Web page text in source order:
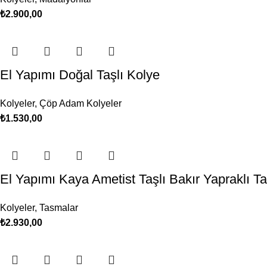
₺2.900,00
El Yapımı Doğal Taşlı Kolye
Kolyeler, Çöp Adam Kolyeler
₺1.530,00
El Yapımı Kaya Ametist Taşlı Bakır Yapraklı
Kolyeler, Tasmalar
₺2.930,00